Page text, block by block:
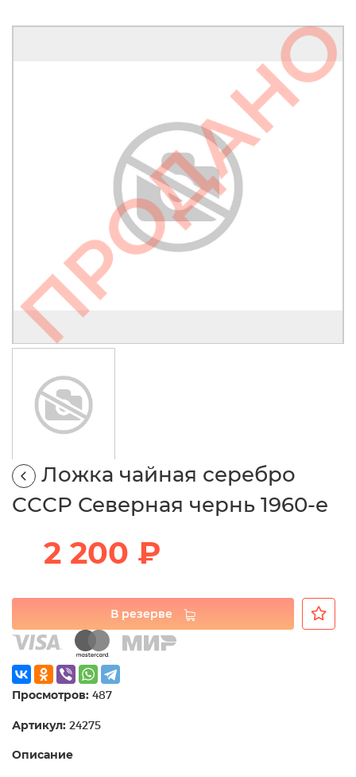
Ложка чайная серебро
СССР Северная чернь 1960-е
2 200 ₽
В резерве
Просмотров: 487
Артикул: 24275
Описание